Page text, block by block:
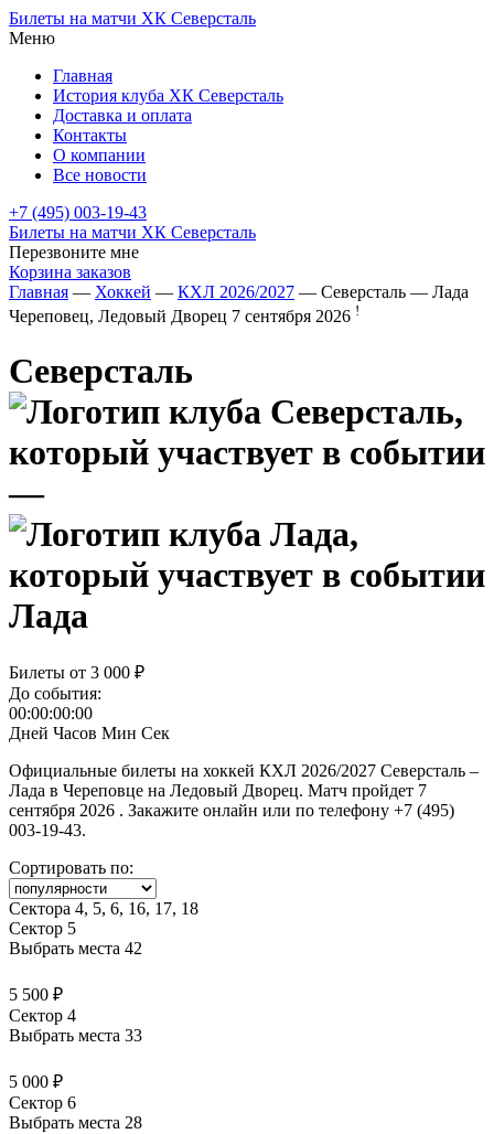
Билеты на матчи ХК Северсталь
Меню
Главная
История клуба ХК Северсталь
Доставка и оплата
Контакты
О компании
Все новости
+7 (495) 003-19-43
Билеты на матчи ХК Северсталь
Перезвоните мне
Корзина заказов
Главная — Хоккей — КХЛ 2026/2027 — Северсталь — Лада
Череповец, Ледовый Дворец 7 сентября 2026 !
Северсталь
—
Лада
Билеты от 3 000 ₽
До события:
00:00:00:00
Дней Часов Мин Сек
Официальные билеты на хоккей КХЛ 2026/2027 Северсталь –
Лада в Череповце на Ледовый Дворец. Матч пройдет 7
сентября 2026 . Закажите онлайн или по телефону +7 (495)
003-19-43.
Сортировать по:
Сектора 4, 5, 6, 16, 17, 18
Сектор 5
Выбрать места 42
5 500 ₽
Сектор 4
Выбрать места 33
5 000 ₽
Сектор 6
Выбрать места 28